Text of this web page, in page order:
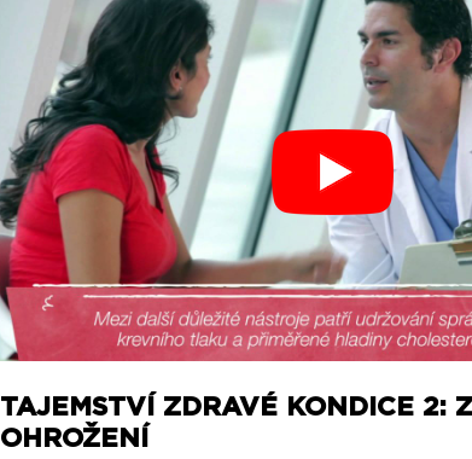
TAJEMSTVÍ ZDRAVÉ KONDICE 2:
OHROŽENÍ